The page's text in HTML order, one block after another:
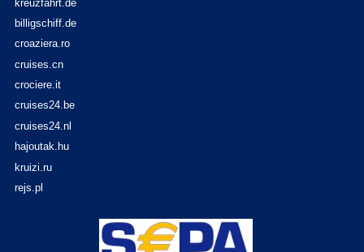
kreuzfahrt.de
billigschiff.de
croaziera.ro
cruises.cn
crociere.it
cruises24.be
cruises24.nl
hajoutak.hu
kruizi.ru
rejs.pl